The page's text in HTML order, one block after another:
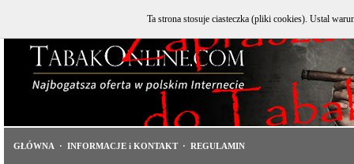
GŁÓWNA · INFORMACJE i KONTAKT · REGULAMIN
Ta strona stosuje ciasteczka (pliki cookies). Ustal